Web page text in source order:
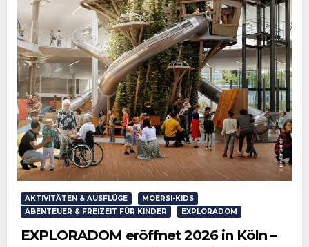
AKTIVITÄTEN & AUSFLÜGE
MOERSI-KIDS
ABENTEUER & FREIZEIT FÜR KINDER
EXPLORADOM
EXPLORADOM eröffnet 2026 in Köln –